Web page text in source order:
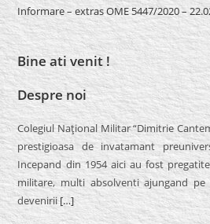
Informare – extras OME 5447/2020 –
Bine ati venit !
Despre noi
Colegiul Naţional Militar “Dimitrie
prestigioasa de invatamant
Incepand din 1954 aici au fost
militare, multi absolventi ajungand
devenirii[…]